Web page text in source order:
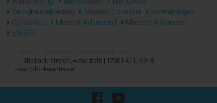
Veiligheidskleding
Mascot Collectie
Normeringen
Collecties
Mascot Advanced
Mascot Advanced
EN 343
Shelljack, stretch, waterdicht | 17001-411 | 0918-
zwart/donkerantraciet